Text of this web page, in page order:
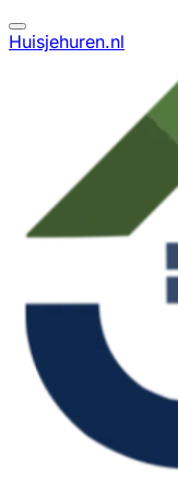
Huisjehuren.nl